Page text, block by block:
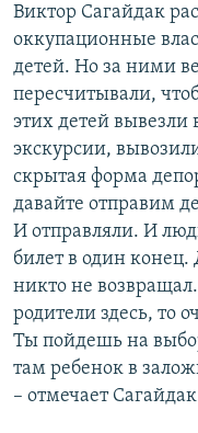
Виктор Сагайдак
оккупационные
детей. Но за ними
пересчитывали,
этих детей вывезли
экскурсии,
скрытая форма
давайте отправим
И отправляли. И
билет в один конец.
никто не
родители здесь, то
Ты пойдешь на
там ребенок в
– отмечает